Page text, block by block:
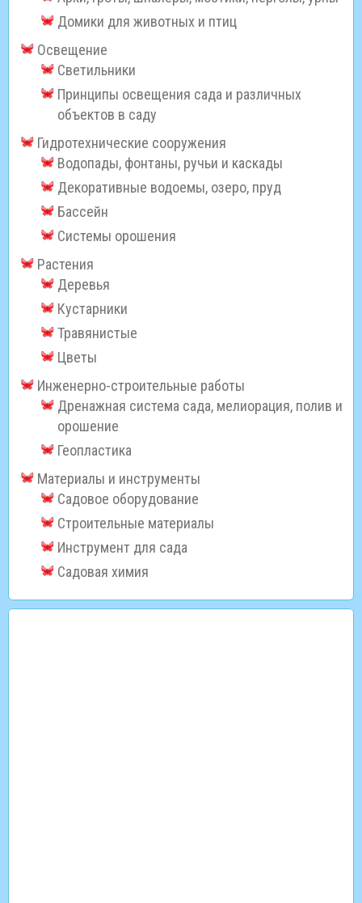
Домики для животных и птиц
Освещение
Светильники
Принципы освещения сада и различных
объектов в саду
Гидротехнические сооружения
Водопады, фонтаны, ручьи и каскады
Декоративные водоемы, озеро, пруд
Бассейн
Системы орошения
Растения
Деревья
Кустарники
Травянистые
Цветы
Инженерно-строительные работы
Дренажная система сада, мелиорация, полив и
орошение
Геопластика
Материалы и инструменты
Садовое оборудование
Строительные материалы
Инструмент для сада
Садовая химия